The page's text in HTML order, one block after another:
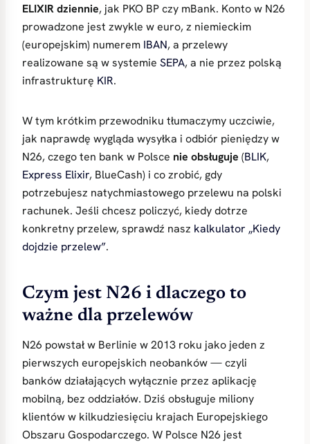
ELIXIR dziennie, jak PKO BP czy mBank. Konto w N26
prowadzone jest zwykle w euro, z niemieckim
(europejskim) numerem IBAN, a przelewy
realizowane są w systemie SEPA, a nie przez polską
infrastrukturę KIR.
W tym krótkim przewodniku tłumaczymy uczciwie,
jak naprawdę wygląda wysyłka i odbiór pieniędzy w
N26, czego ten bank w Polsce nie obsługuje (BLIK,
Express Elixir, BlueCash) i co zrobić, gdy
potrzebujesz natychmiastowego przelewu na polski
rachunek. Jeśli chcesz policzyć, kiedy dotrze
konkretny przelew, sprawdź nasz kalkulator „Kiedy
dojdzie przelew”.
Czym jest N26 i dlaczego to
ważne dla przelewów
N26 powstał w Berlinie w 2013 roku jako jeden z
pierwszych europejskich neobanków — czyli
banków działających wyłącznie przez aplikację
mobilną, bez oddziałów. Dziś obsługuje miliony
klientów w kilkudziesięciu krajach Europejskiego
Obszaru Gospodarczego. W Polsce N26 jest